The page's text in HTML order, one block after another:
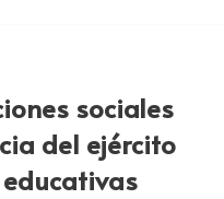
sociales
del ejército